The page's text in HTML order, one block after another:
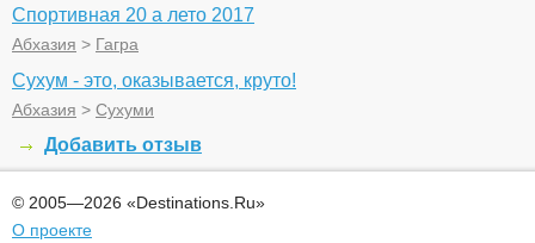
Спортивная 20 а лето 2017
Абхазия > Гагра
Сухум - это, оказывается, круто!
Абхазия > Сухуми
Добавить отзыв
© 2005—2026 «Destinations.Ru»
О проекте